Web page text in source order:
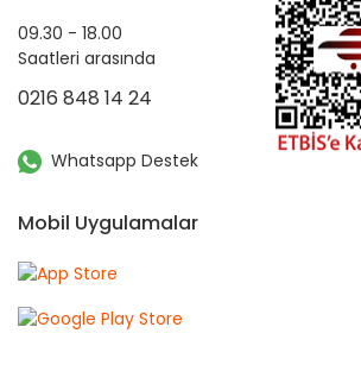
09.30 - 18.00
Saatleri arasında
0216 848 14 24
Whatsapp Destek
Mobil Uygulamalar